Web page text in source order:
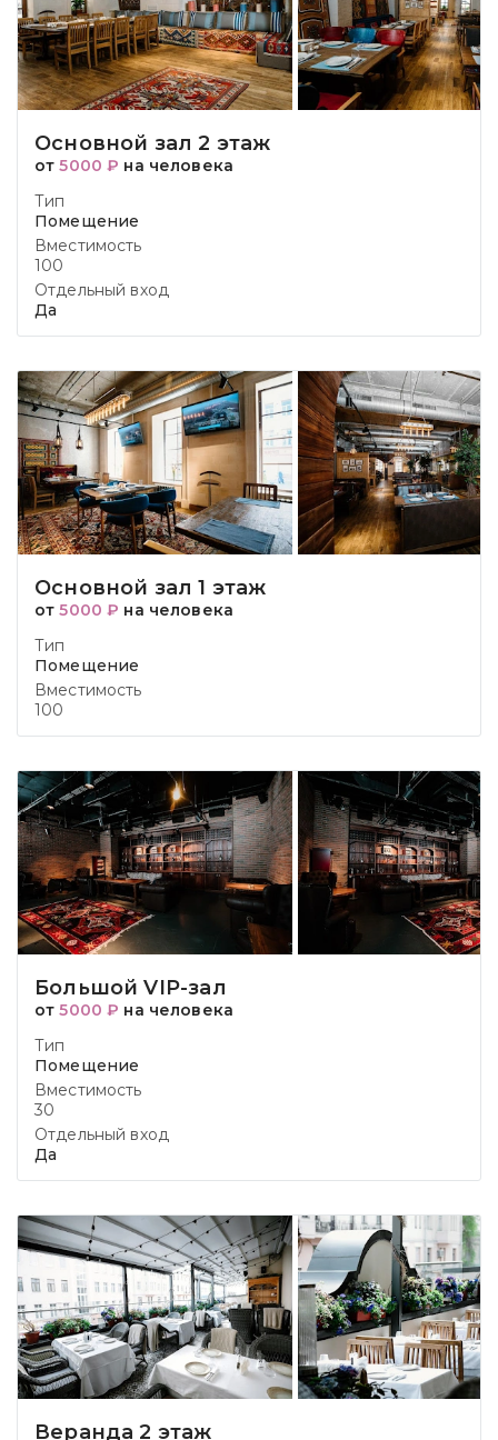
Основной зал 2 этаж
от5000 ₽ на человека
Тип
Помещение
Вместимость
100
Отдельный вход
Да
Основной зал 1 этаж
от5000 ₽ на человека
Тип
Помещение
Вместимость
100
Большой VIP-зал
от5000 ₽ на человека
Тип
Помещение
Вместимость
30
Отдельный вход
Да
Веранда 2 этаж